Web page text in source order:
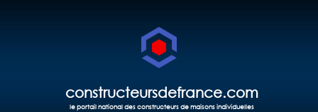
constructeursdefrance.com
le portail national des constructeurs de maisons individuelles